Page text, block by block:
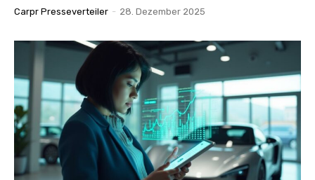
Carpr Presseverteiler - 28. Dezember 2025